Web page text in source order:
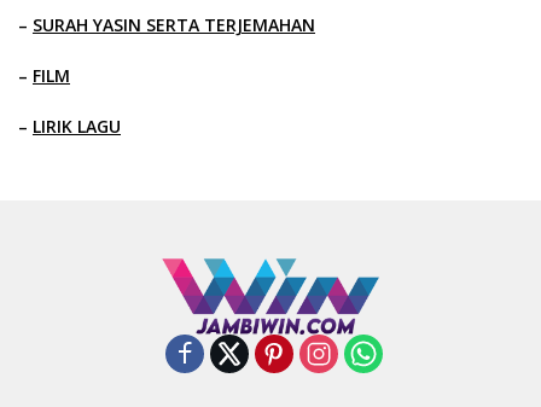
– SURAH YASIN SERTA TERJEMAHAN
– FILM
– LIRIK LAGU